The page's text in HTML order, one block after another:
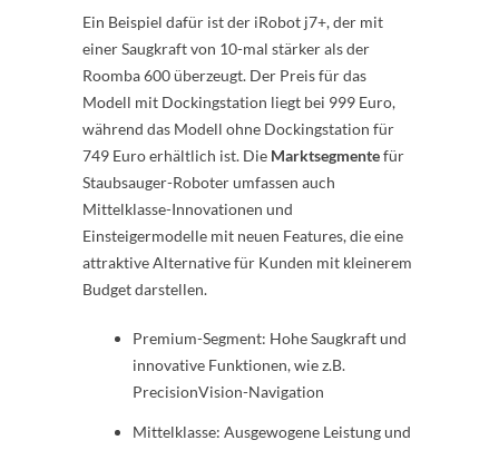
Ein Beispiel dafür ist der iRobot j7+, der mit
einer Saugkraft von 10-mal stärker als der
Roomba 600 überzeugt. Der Preis für das
Modell mit Dockingstation liegt bei 999 Euro,
während das Modell ohne Dockingstation für
749 Euro erhältlich ist. Die Marktsegmentefür
Staubsauger-Roboter umfassen auch
Mittelklasse-Innovationen und
Einsteigermodelle mit neuen Features, die eine
attraktive Alternative für Kunden mit kleinerem
Budget darstellen.
Premium-Segment: Hohe Saugkraft und
innovative Funktionen, wie z.B.
PrecisionVision-Navigation
Mittelklasse: Ausgewogene Leistung und